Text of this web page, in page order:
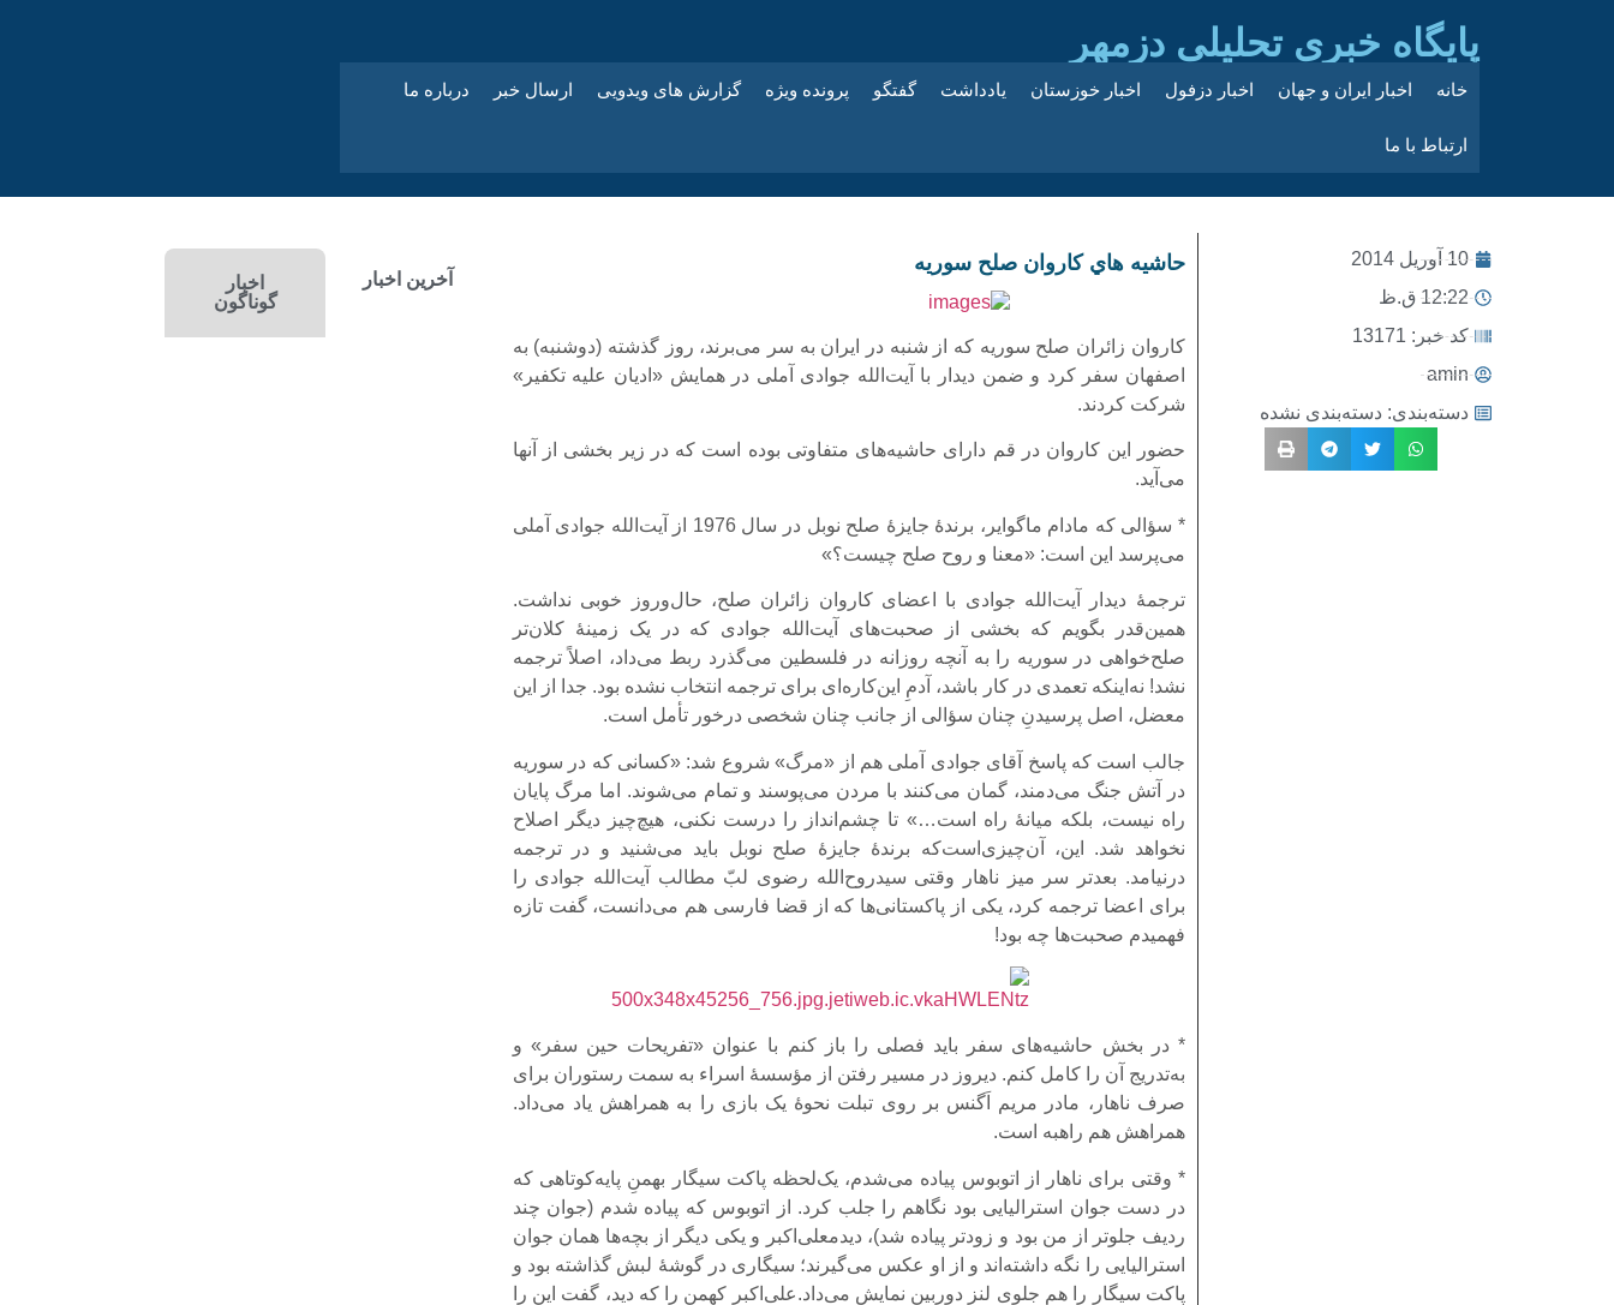
پایگاه خبری تحلیلی دزمهر
خانه اخبار ایران و جهان اخبار دزفول اخبار خوزستان یادداشت گفتگو پرونده ویژه گزارش های ویدویی ارسال خبر درباره ما
ارتباط با ما
10 آوریل 2014
12:22 ق.ظ
کد خبر: 13171
amin
دسته‌بندی: دسته‌بندی نشده
حاشيه هاي كاروان صلح سوريه
کاروان زائران صلح سوریه که از شنبه در ایران به سر می‌برند، روز گذشته (دوشنبه) به
اصفهان سفر کرد و ضمن دیدار با آیت‌الله جوادی آملی در همایش «ادیان علیه تکفیر»
شرکت کردند.
حضور این کاروان در قم دارای حاشیه‌های متفاوتی بوده است که در زیر بخشی از آنها
می‌آید.
* سؤالی که مادام ماگوایر، برندۀ جایزۀ صلح نوبل در سال 1976 از آیت‌الله جوادی آملی
می‌پرسد این است: «معنا و روح صلح چیست؟»
ترجمۀ دیدار آیت‌الله جوادی با اعضای کاروان زائران صلح، حال‌وروز خوبی نداشت.
همین‌قدر بگویم که بخشی از صحبت‌های آیت‌الله جوادی که در یک زمینۀ کلان‌تر
صلح‌خواهی در سوریه را به آنچه روزانه در فلسطین می‌گذرد ربط می‌داد، اصلاً ترجمه
نشد! نه‌اینکه تعمدی در کار باشد، آدمِ این‌کاره‌ای برای ترجمه انتخاب نشده بود. جدا از این
معضل، اصل پرسیدنِ چنان سؤالی از جانب چنان شخصی درخور تأمل است.
جالب است که پاسخ آقای جوادی آملی هم از «مرگ» شروع شد: «کسانی که در سوریه
در آتش جنگ می‌دمند، گمان می‌کنند با مردن می‌پوسند و تمام می‌شوند. اما مرگ پایان
راه نیست، بلکه میانۀ راه است…» تا چشم‌انداز را درست نکنی، هیچ‌چیز دیگر اصلاح
نخواهد شد. این، آن‌چیزی‌است‌که برندۀ جایزۀ صلح نوبل باید می‌شنید و در ترجمه
درنیامد. بعدتر سر میز ناهار وقتی سیدروح‌الله رضوی لبّ مطالب آیت‌الله جوادی را
برای اعضا ترجمه کرد، یکی از پاکستانی‌ها که از قضا فارسی هم می‌دانست، گفت تازه
فهمیدم صحبت‌ها چه بود!
* در بخش حاشیه‌های سفر باید فصلی را باز کنم با عنوان «تفریحات حین سفر» و
به‌تدریج آن را کامل کنم. دیروز در مسیر رفتن از مؤسسۀ اسراء به سمت رستوران برای
صرف ناهار، مادر مریم اَگنس بر روی تبلت نحوۀ یک بازی را به همراهش یاد می‌داد.
همراهش هم راهبه است.
* وقتی برای ناهار از اتوبوس پیاده می‌شدم، یک‌لحظه پاکت سیگار بهمنِ پایه‌کوتاهی که
در دست جوان استرالیایی بود نگاهم را جلب کرد. از اتوبوس که پیاده شدم (جوان چند
ردیف جلوتر از من بود و زودتر پیاده شد)، دیدمعلی‌اکبر و یکی دیگر از بچه‌ها همان جوان
استرالیایی را نگه داشته‌اند و از او عکس می‌گیرند؛ سیگاری در گوشۀ لبش گذاشته بود و
پاکت سیگار را هم جلوی لنز دوربین نمایش می‌داد.علی‌اکبر کهمن را که دید، گفت این را
آخرین اخبار
اخبار
گوناگون